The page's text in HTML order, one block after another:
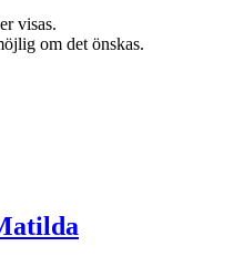
visas.
om det önskas.